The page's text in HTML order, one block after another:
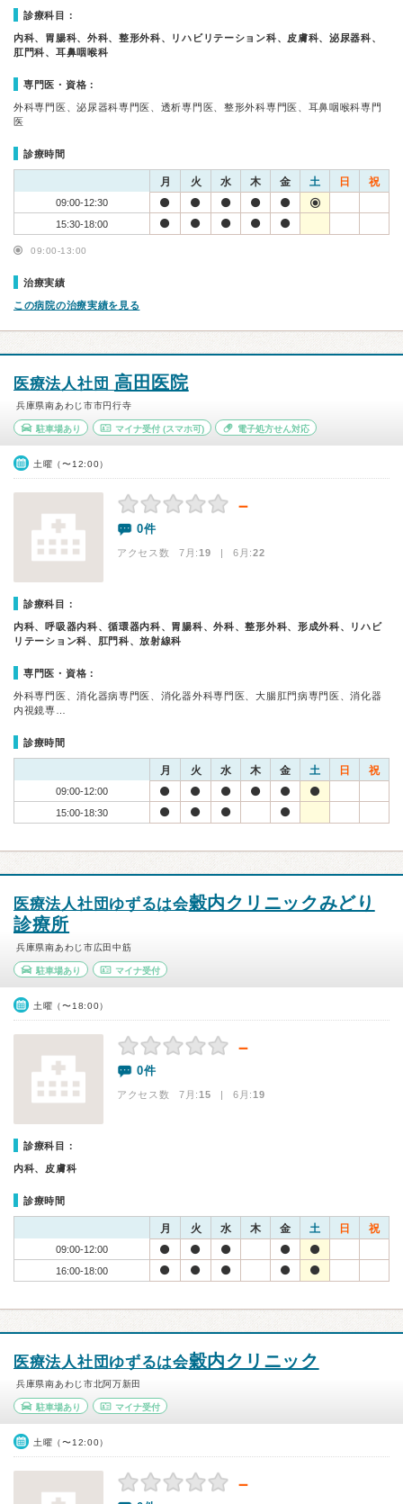
診療科目：
内科、胃腸科、外科、整形外科、リハビリテーション科、皮膚科、泌尿器科、
肛門科、耳鼻咽喉科
専門医・資格：
外科専門医、泌尿器科専門医、透析専門医、整形外科専門医、耳鼻咽喉科専門
医
診療時間
月 火 水 木 金 土 日 祝
09:00-12:30
15:30-18:00
09:00-13:00
治療実績
この病院の治療実績を見る
医療法人社団 高田医院
兵庫県南あわじ市市円行寺
駐車場あり マイナ受付(スマホ可) 電子処方せん対応
土曜（〜12:00）
－
0件
アクセス数 7月:19 | 6月:22
診療科目：
内科、呼吸器内科、循環器内科、胃腸科、外科、整形外科、形成外科、リハビ
リテーション科、肛門科、放射線科
専門医・資格：
外科専門医、消化器病専門医、消化器外科専門医、大腸肛門病専門医、消化器
内視鏡専…
診療時間
月 火 水 木 金 土 日 祝
09:00-12:00
15:00-18:30
医療法人社団ゆずるは会穀内クリニックみどり
診療所
兵庫県南あわじ市広田中筋
駐車場あり マイナ受付
土曜（〜18:00）
－
0件
アクセス数 7月:15 | 6月:19
診療科目：
内科、皮膚科
診療時間
月 火 水 木 金 土 日 祝
09:00-12:00
16:00-18:00
医療法人社団ゆずるは会穀内クリニック
兵庫県南あわじ市北阿万新田
駐車場あり マイナ受付
土曜（〜12:00）
－